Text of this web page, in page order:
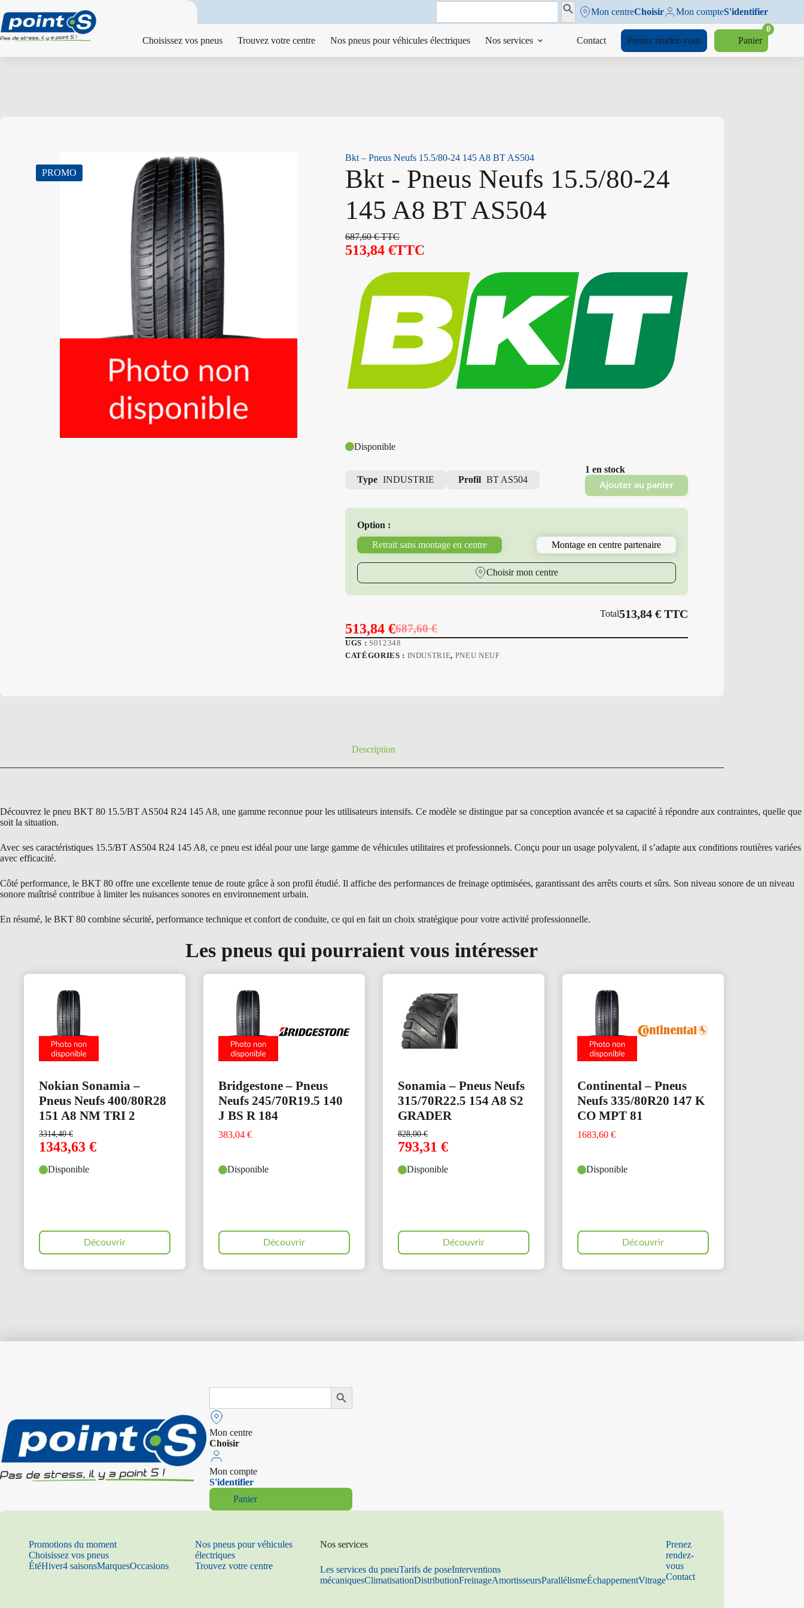
au
contenu
Search
Search ButtonMon centreChoisir Mon compteS'identifier
Choisissez vos pneus Trouvez votre centre Nos pneus pour véhicules électriques Nos services Contact Prenez rendez-vous Panier
0
PROMO
Bkt – Pneus Neufs 15.5/80-24 145 A8 BT AS504
Bkt - Pneus Neufs 15.5/80-24
145 A8 BT AS504
687,60€TTC
513,84€TTC
Disponible
Type INDUSTRIE Profil BT AS504
1 en stock
Ajouter au panier
Option :
Retrait sans montage en centre
Montage en centre partenaire
Choisir mon centre
Total513,84 €TTC
687,60€
Le
prix
513,84€
Le
prix
UGS : S012348
CATÉGORIES : INDUSTRIE, PNEU NEUF
Description
Découvrez le pneu BKT 80 15.5/BT AS504 R24 145 A8, une gamme reconnue pour les utilisateurs intensifs. Ce modèle se distingue par sa conception avancée et sa capacité à répondre aux contraintes, quelle que
soit la situation.
Avec ses caractéristiques 15.5/BT AS504 R24 145 A8, ce pneu est idéal pour une large gamme de véhicules utilitaires et professionnels. Conçu pour un usage polyvalent, il s’adapte aux conditions routières variées
avec efficacité.
Côté performance, le BKT 80 offre une excellente tenue de route grâce à son profil étudié. Il affiche des performances de freinage optimisées, garantissant des arrêts courts et sûrs. Son niveau sonore de un niveau
sonore maîtrisé contribue à limiter les nuisances sonores en environnement urbain.
En résumé, le BKT 80 combine sécurité, performance technique et confort de conduite, ce qui en fait un choix stratégique pour votre activité professionnelle.
Les pneus qui pourraient vous intéresser
Nokian Sonamia –
Pneus Neufs 400/80R28
151 A8 NM TRI 2
3314,40€
1343,63 €
Disponible
Découvrir
Bridgestone – Pneus
Neufs 245/70R19.5 140
J BS R 184
383,04 €
Disponible
Découvrir
Sonamia – Pneus Neufs
315/70R22.5 154 A8 S2
GRADER
828,00€
793,31 €
Disponible
Découvrir
Continental – Pneus
Neufs 335/80R20 147 K
CO MPT 81
1683,60 €
Disponible
Découvrir
Search
Search Button
Mon centre
Choisir
Mon compte
S'identifier
Panier
Promotions du moment
Choisissez vos pneus
ÉtéHiver4 saisonsMarquesOccasions
Nos pneus pour véhicules
électriques
Trouvez votre centre
Nos services
Les services du pneuTarifs de poseInterventions
mécaniquesClimatisationDistributionFreinageAmortisseursParallélismeÉchappementVitrage
Prenez
rendez-
vous
Contact